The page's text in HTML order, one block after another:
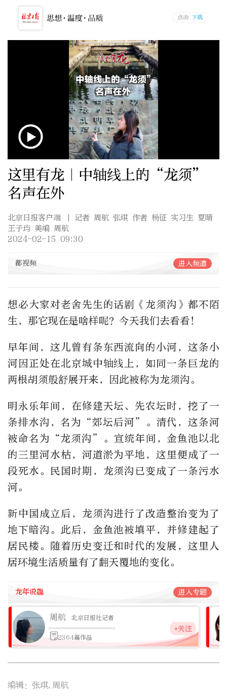
这里有龙｜中轴线上的“龙须”
名声在外
北京日报客户端
| 记者 周航 张琪 作者 杨征 实习生 夏晴
王子玙 美编 周航
2024-02-15 09:30
都视频 进入频道
想必大家对老舍先生的话剧《龙须沟》都不陌
生，那它现在是啥样呢？今天我们去看看！
早年间，这儿曾有条东西流向的小河，这条小
河因正处在北京城中轴线上，如同一条巨龙的
两根胡须般舒展开来，因此被称为龙须沟。
明永乐年间，在修建天坛、先农坛时，挖了一
条排水沟，名为“郊坛后河”。清代，这条河
被命名为“龙须沟”。宣统年间，金鱼池以北
的三里河水枯，河道淤为平地，这里便成了一
段死水。民国时期，龙须沟已变成了一条污水
河。
新中国成立后，龙须沟进行了改造整治变为了
地下暗沟。此后，金鱼池被填平，并修建起了
居民楼。随着历史变迁和时代的发展，这里人
居环境生活质量有了翻天覆地的变化。
龙年说龘 进入专题
周航 北京日报社记者
2364篇作品
+关注
编辑：张琪,周航